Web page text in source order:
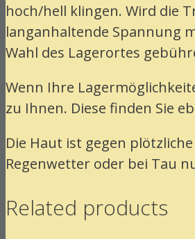
hoch/hell klingen. Wird die
langanhaltende Spannung
Wahl des Lagerortes
Wenn Ihre
zu Ihnen. Diese finden Sie
Die Haut ist gegen
Regenwetter oder bei Tau
Related products